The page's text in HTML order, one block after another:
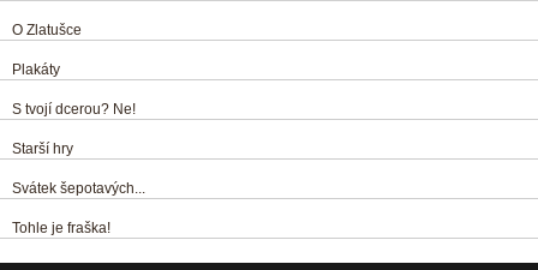
O Zlatušce
Plakáty
S tvojí dcerou? Ne!
Starší hry
Svátek šepotavých...
Tohle je fraška!